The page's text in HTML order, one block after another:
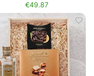
€49.87